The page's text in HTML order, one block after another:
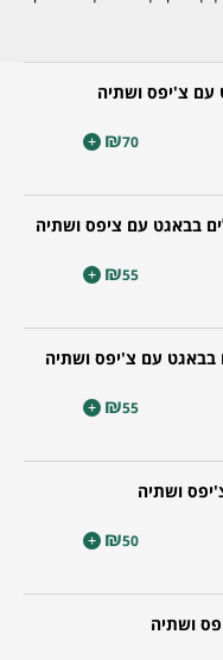
עם צ'יפס ושתיה
₪70
+
בבאגט עם ציפס ושתיה
₪55
+
בבאגט עם צ'יפס ושתיה
₪55
+
ושתיה
₪50
+
ושתיה